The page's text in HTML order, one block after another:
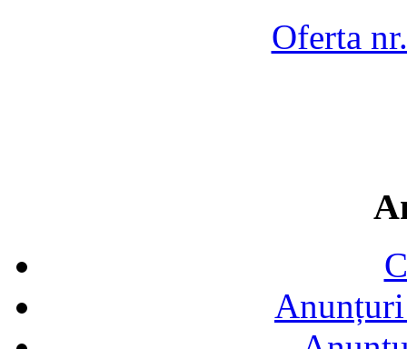
Oferta